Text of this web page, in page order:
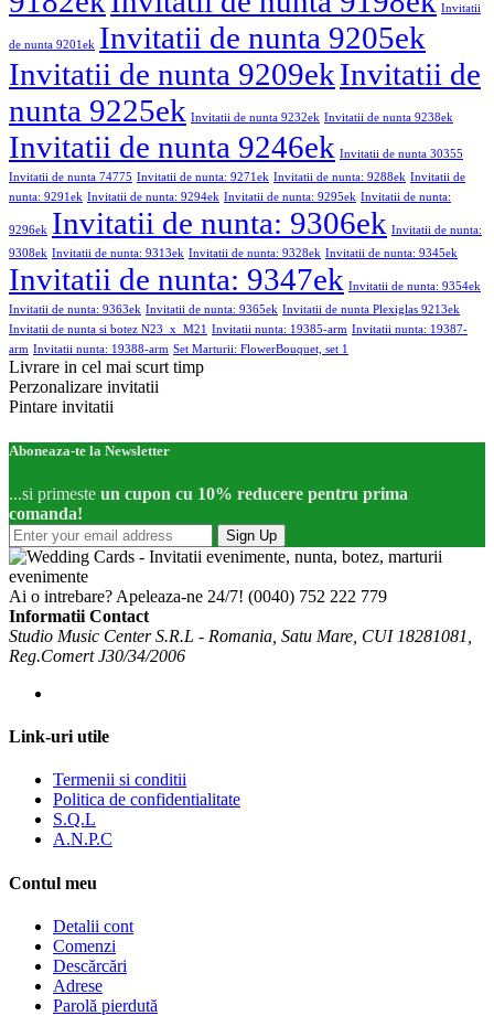
Invitatii
de nunta 9201ek Invitatii de nunta 9205ek
Invitatii de nunta 9209ekInvitatii de
nunta 9225ek Invitatii de nunta 9232ek Invitatii de nunta 9238ek
Invitatii de nunta 9246ek Invitatii de nunta 30355
Invitatii de nunta 74775 Invitatii de nunta: 9271ek Invitatii de nunta: 9288ek Invitatii de
nunta: 9291ek Invitatii de nunta: 9294ek Invitatii de nunta: 9295ek Invitatii de nunta:
9296ek Invitatii de nunta: 9306ek Invitatii de nunta:
9308ek Invitatii de nunta: 9313ek Invitatii de nunta: 9328ek Invitatii de nunta: 9345ek
Invitatii de nunta: 9347ek Invitatii de nunta: 9354ek
Invitatii de nunta: 9363ek Invitatii de nunta: 9365ek Invitatii de nunta Plexiglas 9213ek
Invitatii de nunta si botez N23_x_M21 Invitatii nunta: 19385-arm Invitatii nunta: 19387-
arm Invitatii nunta: 19388-arm Set Marturii: FlowerBouquet, set 1
Livrare in cel mai scurt timp
Perzonalizare invitatii
Pintare invitatii
Aboneaza-te la Newsletter
...si primeste un cupon cu 10% reducere pentru prima
comanda!
Sign Up
Ai o intrebare? Apeleaza-ne 24/7! (0040) 752 222 779
Informatii Contact
Studio Music Center S.R.L - Romania, Satu Mare, CUI 18281081,
Reg.Comert J30/34/2006
Link-uri utile
Termenii si conditii
Politica de confidentialitate
S.Q.L
A.N.P.C
Contul meu
Detalii cont
Comenzi
Descărcări
Adrese
Parolă pierdută